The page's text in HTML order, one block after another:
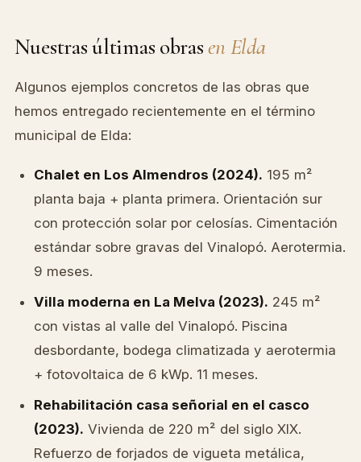
Nuestras últimas obrasen Elda
Algunos ejemplos concretos de las obras que
hemos entregado recientemente en el término
municipal de Elda:
Chalet en Los Almendros (2024). 195 m²
planta baja + planta primera. Orientación sur
con protección solar por celosías. Cimentación
estándar sobre gravas del Vinalopó. Aerotermia.
9 meses.
Villa moderna en La Melva (2023). 245 m²
con vistas al valle del Vinalopó. Piscina
desbordante, bodega climatizada y aerotermia
+ fotovoltaica de 6 kWp. 11 meses.
Rehabilitación casa señorial en el casco
(2023). Vivienda de 220 m² del siglo XIX.
Refuerzo de forjados de vigueta metálica,